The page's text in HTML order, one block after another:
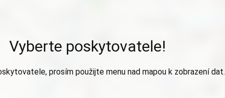
Vyberte poskytovatele!
prosím použijte menu nad mapou k zobrazení dat.